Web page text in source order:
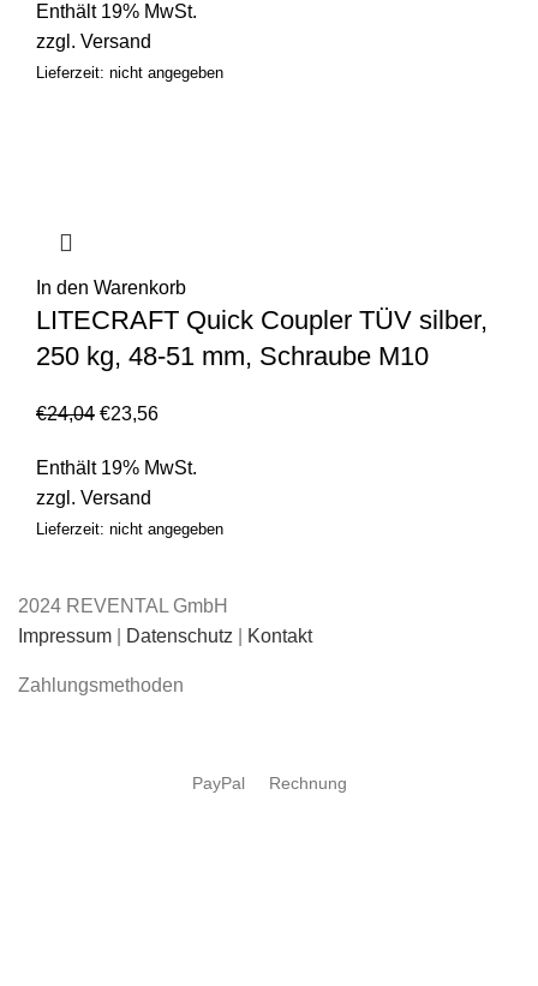
Enthält 19% MwSt.
zzgl. Versand
Lieferzeit: nicht angegeben
In den Warenkorb
LITECRAFT Quick Coupler TÜV silber,
250 kg, 48-51 mm, Schraube M10
€24,04 €23,56
Enthält 19% MwSt.
zzgl. Versand
Lieferzeit: nicht angegeben
2024 REVENTAL GmbH
Impressum
Datenschutz Kontakt
Zahlungsmethoden
PayPal Rechnung